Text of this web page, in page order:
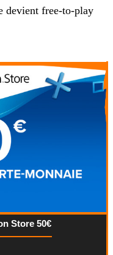
devient free-to-play
Store 50€